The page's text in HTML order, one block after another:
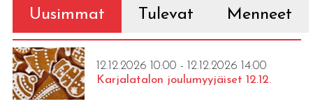
Uusimmat Tulevat Menneet
12.12.2026 10:00 - 12.12.2026 14:00
Karjalatalon joulumyyjäiset 12.12.